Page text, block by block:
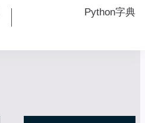
Python字典